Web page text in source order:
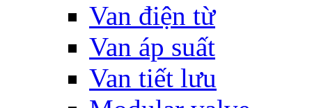
Van điện từ
Van áp suất
Van tiết lưu